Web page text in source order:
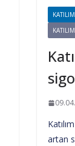
artan